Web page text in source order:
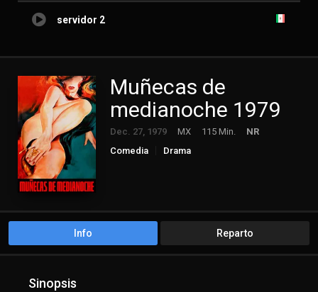
servidor 2
Muñecas de
medianoche 1979
Dec. 27, 1979 MX 115 Min.
NR
Comedia
Drama
Info Reparto
Sinopsis